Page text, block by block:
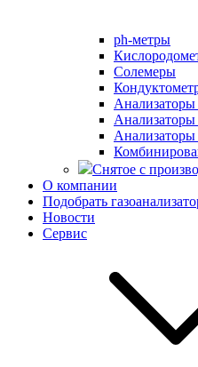
ph-метры
Солемеры
Анализаторы
Анализаторы
Анализаторы
Снятое с
О компании
Подобрать
Новости
Сервис